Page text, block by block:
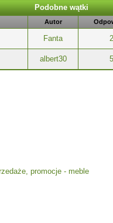
Podobne wątki
Autor
Fanta
albert30